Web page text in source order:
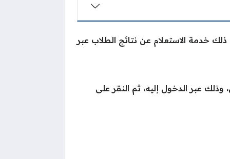
ذلك خدمة الاستعلام عن نتائج الطلاب عبر
عبر الدخول إليه، ثم النقر على